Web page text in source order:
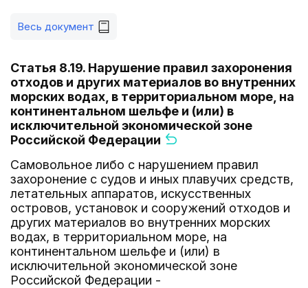
Весь документ
Статья 8.19. Нарушение правил захоронения
отходов и других материалов во внутренних
морских водах, в территориальном море, на
континентальном шельфе и (или) в
исключительной экономической зоне
Российской Федерации
Самовольное либо с нарушением правил
захоронение с судов и иных плавучих средств,
летательных аппаратов, искусственных
островов, установок и сооружений отходов и
других материалов во внутренних морских
водах, в территориальном море, на
континентальном шельфе и (или) в
исключительной экономической зоне
Российской Федерации -